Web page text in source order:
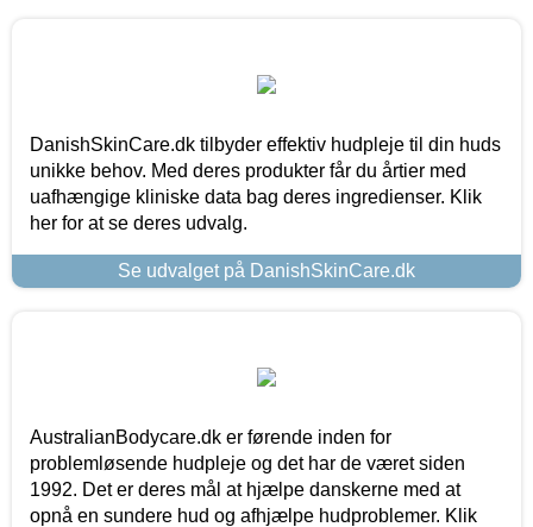
DanishSkinCare.dk tilbyder effektiv hudpleje til din huds
unikke behov. Med deres produkter får du årtier med
uafhængige kliniske data bag deres ingredienser. Klik
her for at se deres udvalg.
Se udvalget på DanishSkinCare.dk
AustralianBodycare.dk er førende inden for
problemløsende hudpleje og det har de været siden
1992. Det er deres mål at hjælpe danskerne med at
opnå en sundere hud og afhjælpe hudproblemer. Klik